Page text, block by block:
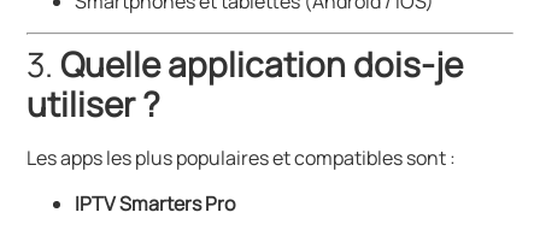
3.Quelle application dois-je
utiliser ?
Les apps les plus populaires et compatibles sont :
IPTV Smarters Pro